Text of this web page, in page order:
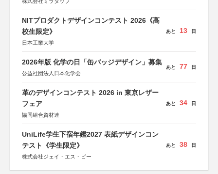
NITプロダクトデザインコンテスト 2026《高
校生限定》
日本工業大学
あと 13 日
2026年版 化学の日「缶バッジデザイン」募集
公益社団法人日本化学会
あと 77 日
革のデザインコンテスト 2026 in 東京レザー
フェア
協同組合資材連
あと 34 日
UniLife学生下宿年鑑2027 表紙デザインコン
テスト《学生限定》
株式会社ジェイ・エス・ビー
あと 38 日